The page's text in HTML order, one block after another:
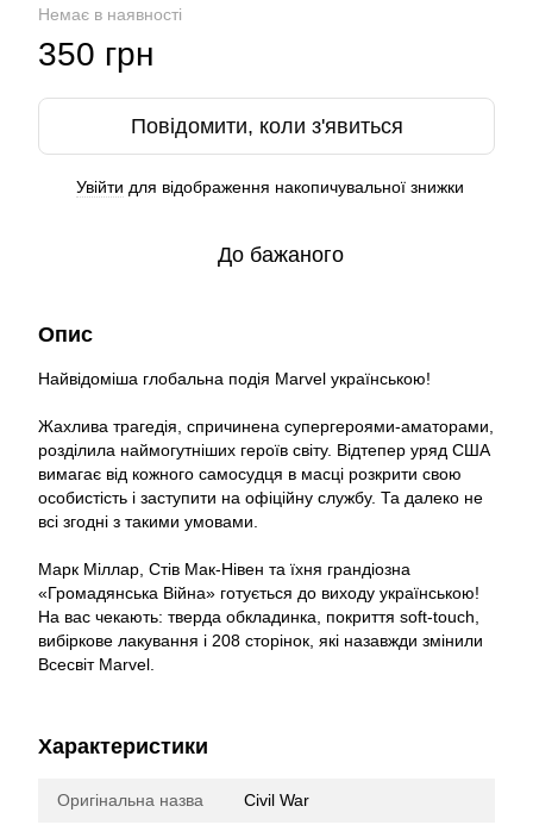
Немає в наявності
350 грн
Повідомити, коли з'явиться
Увійти для відображення накопичувальної знижки
До бажаного
Опис
Найвідоміша глобальна подія Marvel українською!
Жахлива трагедія, спричинена супергероями-аматорами,
розділила наймогутніших героїв світу. Відтепер уряд США
вимагає від кожного самосудця в масці розкрити свою
особистість і заступити на офіційну службу. Та далеко не
всі згодні з такими умовами.
Марк Міллар, Стів Мак-Нівен та їхня грандіозна
«Громадянська Війна» готується до виходу українською!
На вас чекають: тверда обкладинка, покриття soft-touch,
вибіркове лакування і 208 сторінок, які назавжди змінили
Всесвіт Marvel.
Характеристики
Оригінальна назва Civil War